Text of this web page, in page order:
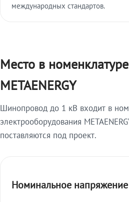
международных стандартов.
Место в номенклатуре
METAENERGY
Шинопровод до 1 кВ входит в
электрооборудования
поставляются под проект.
Номинальное напряжение